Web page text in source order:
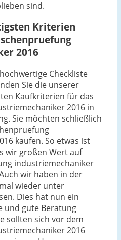
sind.
Kriterien
2016
Checkliste
Sie die unserer
Kaufkriterien für das
2016 in
Sie möchten schließlich
kaufen. So etwas ist
wir großen Wert auf
industriemechaniker
wir haben in der
wieder unter
Dies hat nun ein
und gute Beratung
sollten sich vor dem
2016